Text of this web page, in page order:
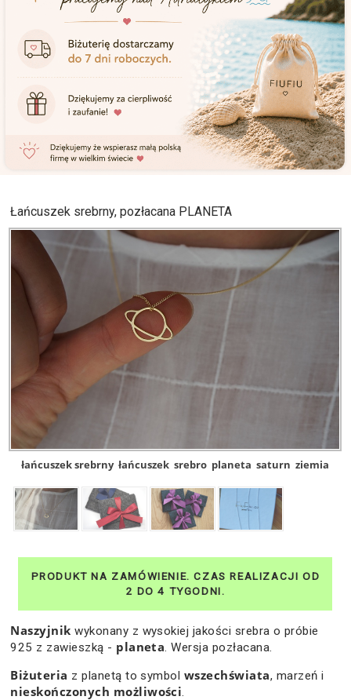
Łańcuszek srebrny, pozłacana PLANETA
łańcuszek srebrny łańcuszek srebro planeta saturn ziemia
Naszyjnikwykonany z wysokiej jakości srebra o próbie
925 z zawieszką - planeta. Wersja pozłacana.
Biżuteria z planetą to symbol wszechświata, marzeń i
nieskończonych możliwości.